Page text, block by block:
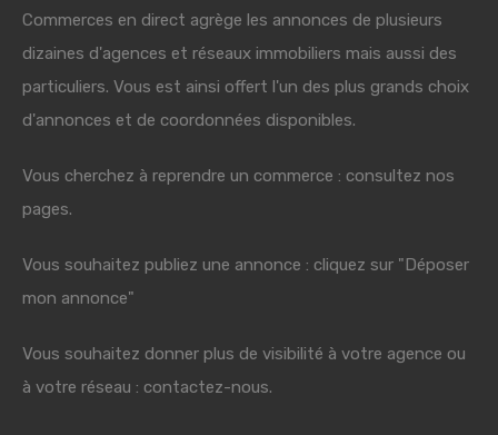
Commerces en direct agrège les annonces de plusieurs
dizaines d'agences et réseaux immobiliers mais aussi des
particuliers. Vous est ainsi offert l'un des plus grands choix
d'annonces et de coordonnées disponibles.
Vous cherchez à reprendre un commerce : consultez nos
pages.
Vous souhaitez publiez une annonce : cliquez sur "Déposer
mon annonce"
Vous souhaitez donner plus de visibilité à votre agence ou
à votre réseau : contactez-nous.